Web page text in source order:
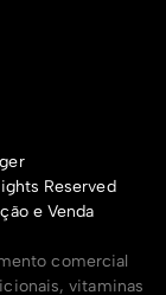
Reserved
e Venda
comercial
vitaminas